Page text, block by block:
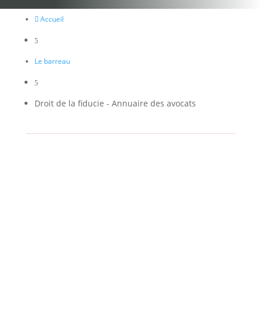
 Accueil
5
Le barreau
5
Droit de la fiducie - Annuaire des avocats